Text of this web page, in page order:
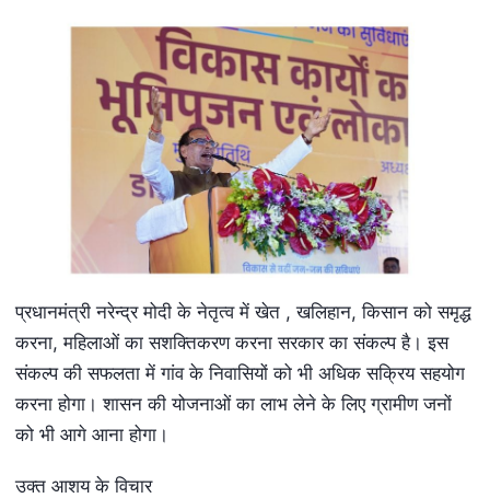
प्रधानमंत्री नरेन्द्र मोदी के नेतृत्व में खेत , खलिहान, किसान को समृद्ध
करना, महिलाओं का सशक्तिकरण करना सरकार का संकल्प है। इस
संकल्प की सफलता में गांव के निवासियों को भी अधिक सक्रिय सहयोग
करना होगा। शासन की योजनाओं का लाभ लेने के लिए ग्रामीण जनों
को भी आगे आना होगा।
उक्त आशय के विचार